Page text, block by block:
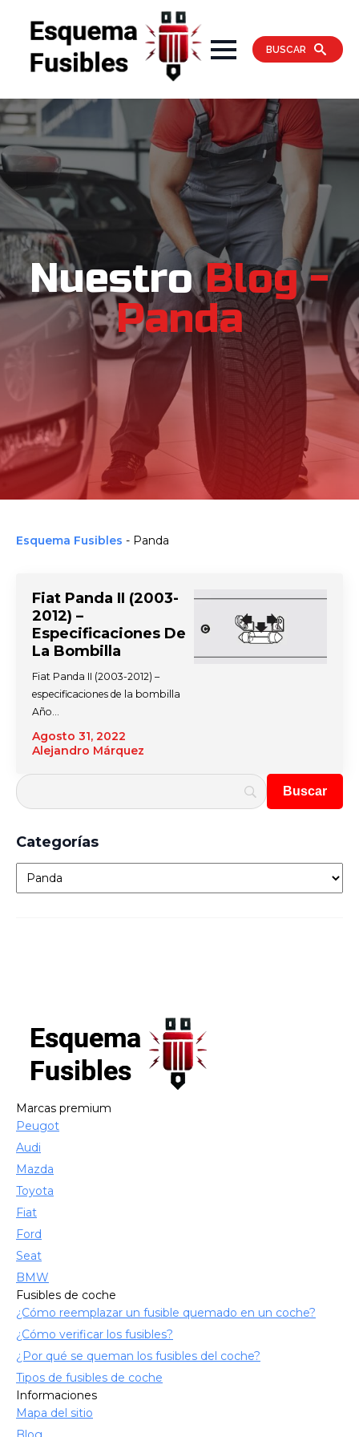
BUSCAR
Nuestro Blog -
Panda
Esquema Fusibles - Panda
Fiat Panda II (2003-
2012) –
Especificaciones De
La Bombilla
Agosto 31, 2022
Alejandro Márquez
Fiat Panda II (2003-2012) –
especificaciones de la bombilla
Año…
Categorías
Categorías
Marcas premium
Peugot
Audi
Mazda
Toyota
Fiat
Ford
Seat
BMW
Fusibles de coche
¿Cómo reemplazar un fusible quemado en un coche?
¿Cómo verificar los fusibles?
¿Por qué se queman los fusibles del coche?
Tipos de fusibles de coche
Informaciones
Mapa del sitio